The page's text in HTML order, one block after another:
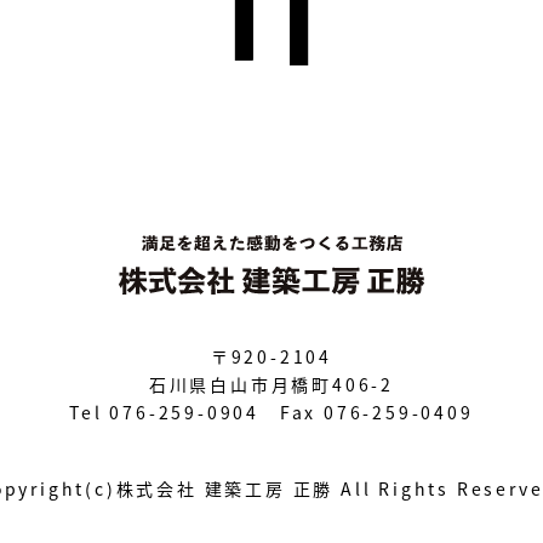
〒920-2104
石川県白山市月橋町406-2
Tel 076-259-0904 Fax 076-259-0409
株式会社 建築工房 正勝 All Rights